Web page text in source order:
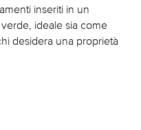
inseriti in un
ideale sia come
desidera una proprietà